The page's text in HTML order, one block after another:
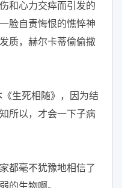
心力交瘁而引发的
脸自责悔恨的憔悴神
质，赫尔卡蒂偷偷撒
生死相随》，因为结
所以，才会一下子病
毫不犹豫地相信了
的生物啊。